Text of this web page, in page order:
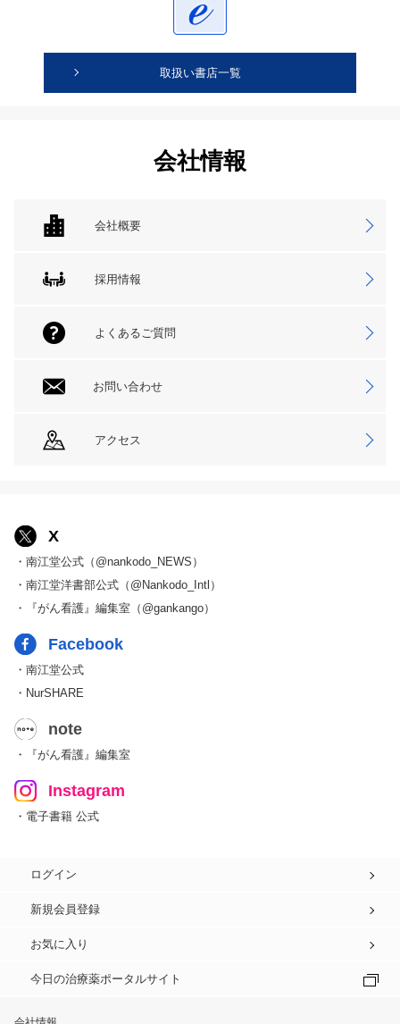
取扱い書店一覧
会社情報
会社概要
採用情報
よくあるご質問
お問い合わせ
アクセス
X
・南江堂公式（@nankodo_NEWS）
・南江堂洋書部公式（@Nankodo_Intl）
・『がん看護』編集室（@gankango）
Facebook
・南江堂公式
・NurSHARE
note
・『がん看護』編集室
Instagram
・電子書籍 公式
ログイン
新規会員登録
お気に入り
今日の治療薬ポータルサイト